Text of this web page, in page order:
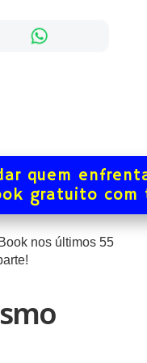
quem
gratuito
nos últimos 55